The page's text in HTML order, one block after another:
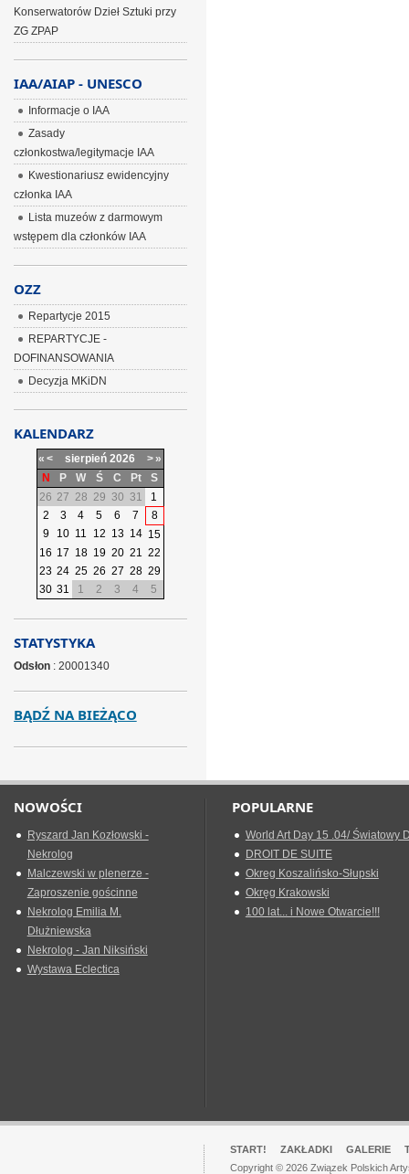
Konserwatorów Dzieł Sztuki przy
ZG ZPAP
IAA/AIAP - UNESCO
Informacje o IAA
Zasady
członkostwa/legitymacje IAA
Kwestionariusz ewidencyjny
członka IAA
Lista muzeów z darmowym
wstępem dla członków IAA
OZZ
Repartycje 2015
REPARTYCJE -
DOFINANSOWANIA
Decyzja MKiDN
KALENDARZ
« < sierpień 2026 >»
N
P W Ś C Pt
S
26 27 28 29 30 31
1
2
3 4 5 6 7
8
9
10 11 12 13 14 15
16 17 18 19 20 21 22
23 24 25 26 27 28 29
30 31 1 2 3 4 5
STATYSTYKA
Odsłon: 20001340
BĄDŹ NA BIEŻĄCO
NOWOŚCI
Ryszard Jan Kozłowski -
Nekrolog
Malczewski w plenerze -
Zaproszenie gościnne
Nekrolog Emilia M.
Dłużniewska
Nekrolog - Jan Niksiński
Wystawa Eclectica
POPULARNE
World Art Day 15 .04/ Światowy
DROIT DE SUITE
Okreg Koszalińsko-Słupski
Okręg Krakowski
100 lat... i Nowe Otwarcie!!!
START! ZAKŁADKI GALERIE
Copyright © 2026 Związek Polskich